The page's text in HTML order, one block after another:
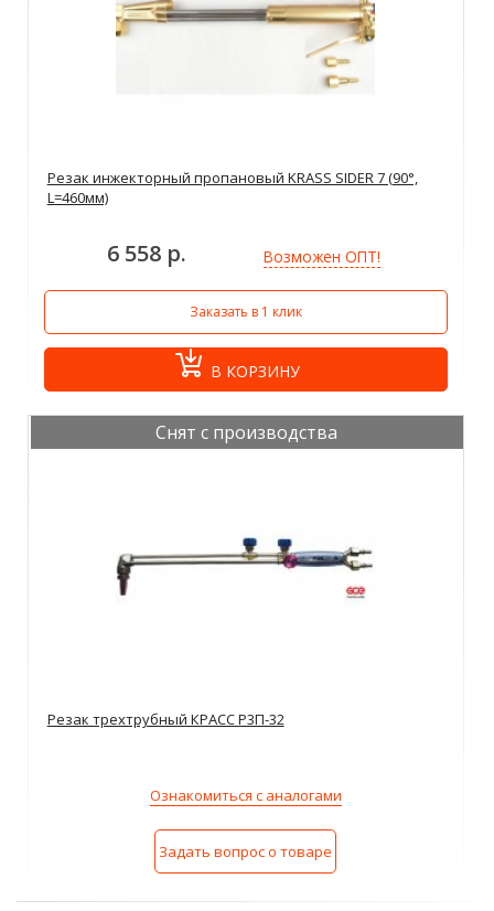
Резак инжекторный пропановый KRASS SIDER 7 (90°,
L=460мм)
6 558 р. Возможен ОПТ!
Заказать в 1 клик
В КОРЗИНУ
Снят с производства
Резак трехтрубный КРАСС Р3П-32
Ознакомиться с аналогами
Задать вопрос о товаре